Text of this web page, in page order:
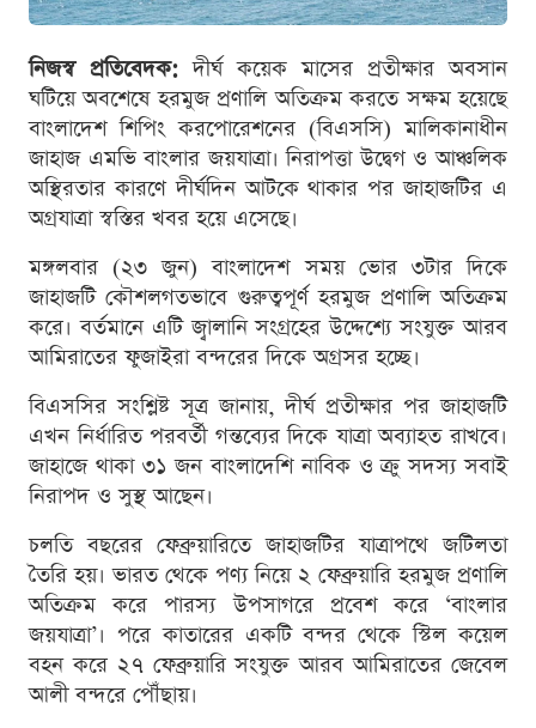
নিজস্ব প্রতিবেদক: দীর্ঘ কয়েক মাসের প্রতীক্ষার অবসান
ঘটিয়ে অবশেষে হরমুজ প্রণালি অতিক্রম করতে সক্ষম হয়েছে
বাংলাদেশ শিপিং করপোরেশনের (বিএসসি) মালিকানাধীন
জাহাজ এমভি বাংলার জয়যাত্রা। নিরাপত্তা উদ্বেগ ও আঞ্চলিক
অস্থিরতার কারণে দীর্ঘদিন আটকে থাকার পর জাহাজটির এ
অগ্রযাত্রা স্বস্তির খবর হয়ে এসেছে।
মঙ্গলবার (২৩ জুন) বাংলাদেশ সময় ভোর ৩টার দিকে
জাহাজটি কৌশলগতভাবে গুরুত্বপূর্ণ হরমুজ প্রণালি অতিক্রম
করে। বর্তমানে এটি জ্বালানি সংগ্রহের উদ্দেশ্যে সংযুক্ত আরব
আমিরাতের ফুজাইরা বন্দরের দিকে অগ্রসর হচ্ছে।
বিএসসির সংশ্লিষ্ট সূত্র জানায়, দীর্ঘ প্রতীক্ষার পর জাহাজটি
এখন নির্ধারিত পরবর্তী গন্তব্যের দিকে যাত্রা অব্যাহত রাখবে।
জাহাজে থাকা ৩১ জন বাংলাদেশি নাবিক ও ক্রু সদস্য সবাই
নিরাপদ ও সুস্থ আছেন।
চলতি বছরের ফেব্রুয়ারিতে জাহাজটির যাত্রাপথে জটিলতা
তৈরি হয়। ভারত থেকে পণ্য নিয়ে ২ ফেব্রুয়ারি হরমুজ প্রণালি
অতিক্রম করে পারস্য উপসাগরে প্রবেশ করে ‘বাংলার
জয়যাত্রা’। পরে কাতারের একটি বন্দর থেকে স্টিল কয়েল
বহন করে ২৭ ফেব্রুয়ারি সংযুক্ত আরব আমিরাতের জেবেল
আলী বন্দরে পৌঁছায়।